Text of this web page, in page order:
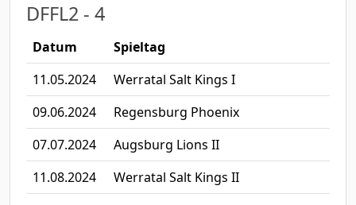
DFFL2 - 4
Datum
Spieltag
11.05.2024
Werratal Salt Kings I
09.06.2024
Regensburg Phoenix
07.07.2024
Augsburg Lions II
11.08.2024
Werratal Salt Kings II